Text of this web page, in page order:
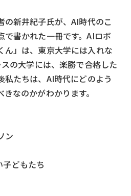
の新井紀子氏が、AI時代のこ
で書かれた一冊です。AIロボ
ん」は、東京大学には入れな
の大学には、楽勝で合格した
私たちは、AI時代にどのよう
なのかがわかります。
ン
どもたち